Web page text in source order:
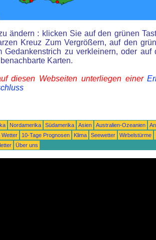
ändern : klicken Sie auf den grünen
Kreuz Zum Vergrößern, auf den
Gedankenstrich zu verkleinern, oder auf
Karten.
diesen Webseiten unterliegen einer
Nordamerika Südamerika Asien Australien-Ozeanien
Wetter 10-Tage Prognosen Klima Seewetter Wirbelstürme
Über uns